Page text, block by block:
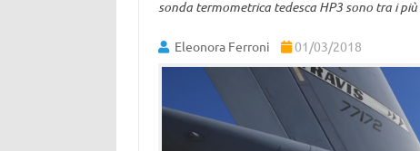
sonda termometrica tedesca HP3 sono tra i
Eleonora Ferroni 01/03/2018